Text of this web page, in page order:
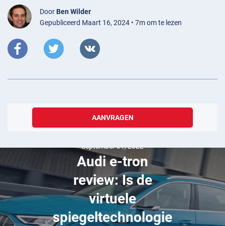
Door Ben Wilder
Gepubliceerd Maart 16, 2024 • 7m om te lezen
AANVRAGEN
September 01, 2022
Audi e-tron
review: Is de
virtuele
spiegeltechnologie